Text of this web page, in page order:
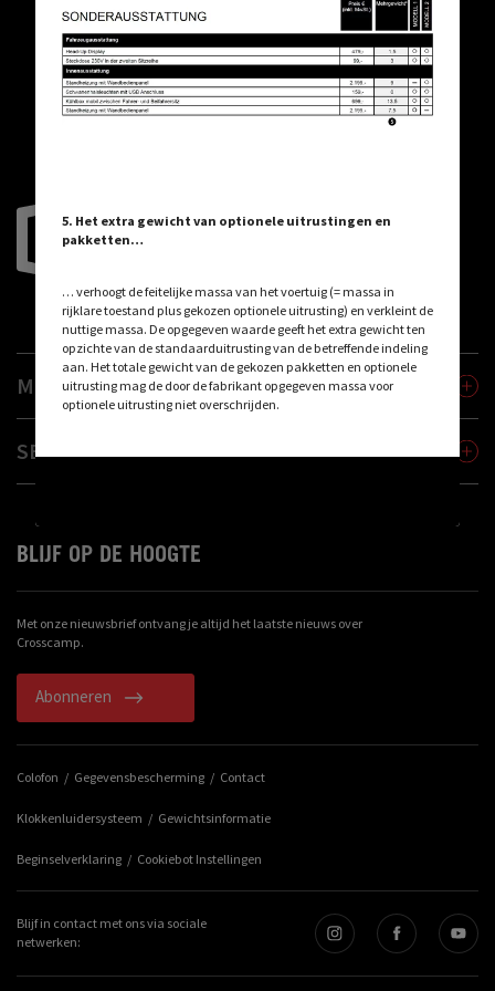
VOLGENDE STAP
MODELLEN
SERVICE
BLIJF OP DE HOOGTE
Met onze nieuwsbrief ontvang je altijd het laatste nieuws over
Crosscamp.
Abonneren
Colofon Gegevensbescherming Contact
Klokkenluidersysteem Gewichtsinformatie
Beginselverklaring Cookiebot Instellingen
Blijf in contact met ons via sociale
netwerken:
5. Het extra gewicht van optionele uitrustingen en
pakketten…
… verhoogt de feitelijke massa van het voertuig (= massa in
rijklare toestand plus gekozen optionele uitrusting) en verkleint de
nuttige massa. De opgegeven waarde geeft het extra gewicht ten
opzichte van de standaarduitrusting van de betreffende indeling
aan. Het totale gewicht van de gekozen pakketten en optionele
uitrusting mag de door de fabrikant opgegeven massa voor
optionele uitrusting niet overschrijden.